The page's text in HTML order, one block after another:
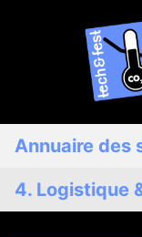
Annuaire des
4. Logistique